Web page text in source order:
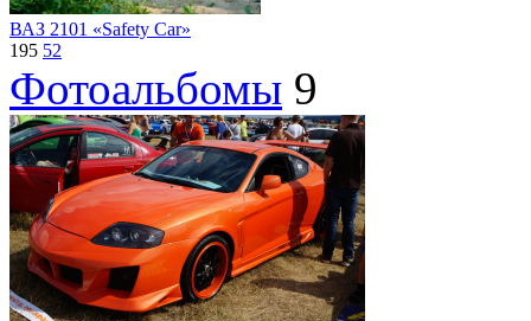
ВАЗ 2101 «Safety Car»
195 52
Фотоальбомы 9